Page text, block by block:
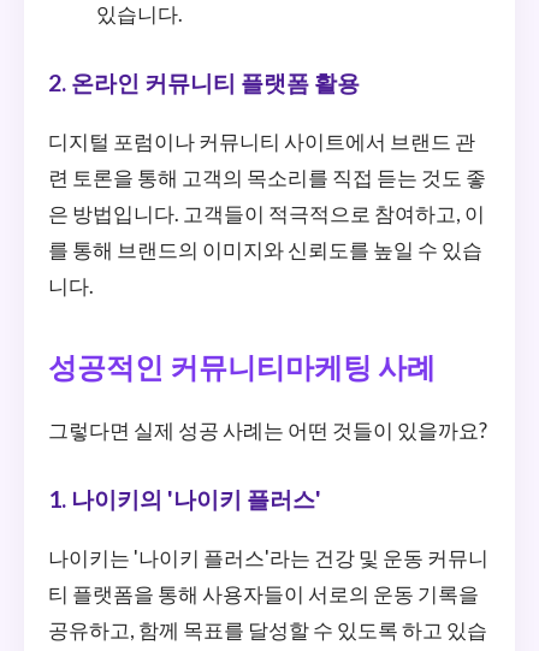
있습니다.
2. 온라인 커뮤니티 플랫폼 활용
디지털 포럼이나 커뮤니티 사이트에서 브랜드 관
련 토론을 통해 고객의 목소리를 직접 듣는 것도 좋
은 방법입니다. 고객들이 적극적으로 참여하고, 이
를 통해 브랜드의 이미지와 신뢰도를 높일 수 있습
니다.
성공적인 커뮤니티마케팅 사례
그렇다면 실제 성공 사례는 어떤 것들이 있을까요?
1. 나이키의 '나이키 플러스'
나이키는 '나이키 플러스'라는 건강 및 운동 커뮤니
티 플랫폼을 통해 사용자들이 서로의 운동 기록을
공유하고, 함께 목표를 달성할 수 있도록 하고 있습